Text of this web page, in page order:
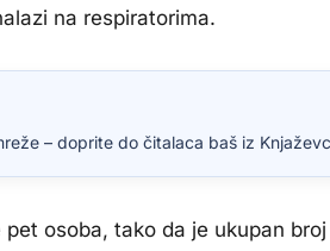
na respiratorima.
– doprite do čitalaca baš iz
osoba, tako da je ukupan